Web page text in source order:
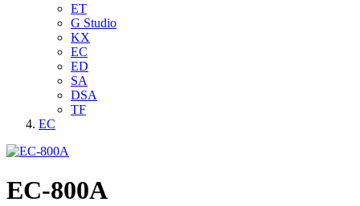
ET
G Studio
KX
EC
ED
SA
DSA
TF
EC
EC-800A